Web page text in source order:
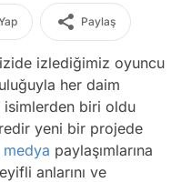
Paylaş
izlediğimiz oyuncu
her daim
biri oldu
yeni bir projede
paylaşımlarına
anlarını ve